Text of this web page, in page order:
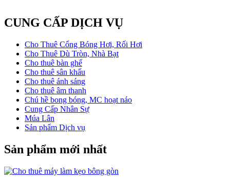
CUNG CẤP DỊCH VỤ
Cho Thuê Cổng Bóng Hơi, Rối Hơi
Cho Thuê Dù Tròn, Nhà Bạt
Cho thuê bàn ghế
Cho thuê sân khấu
Cho thuê ánh sáng
Cho thuê âm thanh
Chú hề bong bóng, MC hoạt náo
Cung Cấp Nhân Sự
Múa Lân
Sản phẩm Dịch vụ
Sản phẩm mới nhất